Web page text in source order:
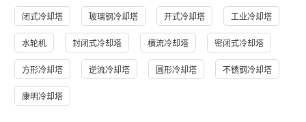
闭式冷却塔 玻璃钢冷却塔 开式冷却塔 工业冷却塔
水轮机 封闭式冷却塔 横流冷却塔 密闭式冷却塔
方形冷却塔 逆流冷却塔 圆形冷却塔 不锈钢冷却塔
康明冷却塔